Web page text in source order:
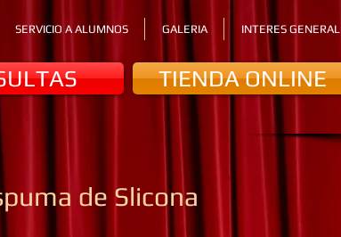
SERVICIO A ALUMNOS GALERIA INTERES GENERAL
TIENDA ONLINE
de Slicona